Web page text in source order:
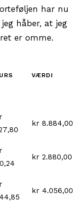
har nu
håber, at jeg
er omme.
VÆRDI
kr 8.884,00
kr 2.880,00
kr 4.056,00